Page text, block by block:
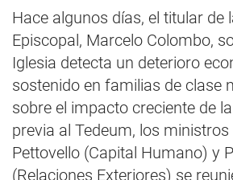
Hace algunos días, el titular de
Episcopal, Marcelo Colombo,
Iglesia detecta un deterioro
sostenido en familias de clase
sobre el impacto creciente de
previa al Tedeum, los ministros
Pettovello (Capital Humano) y
(Relaciones Exteriores) se